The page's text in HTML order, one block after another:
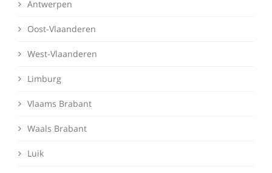
Antwerpen
Oost-Vlaanderen
West-Vlaanderen
Limburg
Vlaams Brabant
Waals Brabant
Luik